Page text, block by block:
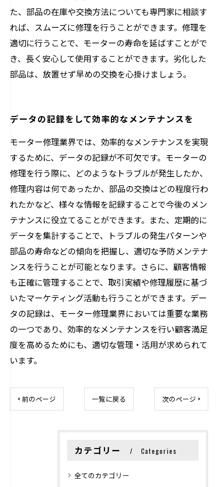
た、部品の在庫や交換方法についても専門家に相談す
れば、スムーズに修理を行うことができます。修理を
適切に行うことで、モーターの寿命を延ばすことがで
き、長く安心して使用することができます。劣化した
部品は、放置せず早めの交換を心掛けましょう。
データの記録をして効率的なメンテナンスを
モーター修理業界では、効率的なメンテナンスを実現
するために、データの記録が不可欠です。モーターの
修理を行う際に、どのようなトラブルが発生したか、
修理内容は何であったか、部品の交換はどの程度行わ
れたかなど、様々な情報を記録することで今後のメン
テナンスに役立てることができます。また、定期的に
データを集計することで、トラブルの発生パターンや
部品の寿命などの傾向を把握し、適切な予防メンテナ
ンスを行うことが可能となります。さらに、顧客情報
も正確に管理することで、取引実績や修理履歴に基づ
いたマーケティング活動も行うことができます。デー
タの記録は、モーター修理業界においては重要な業務
の一つであり、効率的なメンテナンスを行い顧客満足
度を高めるためにも、適切な管理・活用が求められて
います。
< 前のページ 一覧に戻る 次のページ >
カテゴリー Categories
全てのカテゴリー